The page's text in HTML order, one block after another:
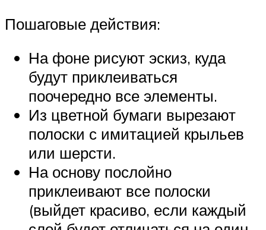
Пошаговые действия:
На фоне рисуют эскиз, куда
будут приклеиваться
поочередно все элементы.
Из цветной бумаги вырезают
полоски с имитацией крыльев
или шерсти.
На основу послойно
приклеивают все полоски
(выйдет красиво, если каждый